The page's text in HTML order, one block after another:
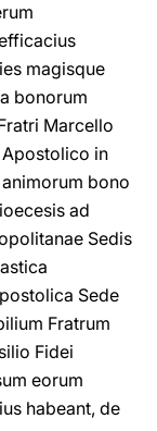
magisque
bonorum
Marcello
in
bono
ad
Sedis
Sede
Fratrum
Fidei
eorum
habeant, de